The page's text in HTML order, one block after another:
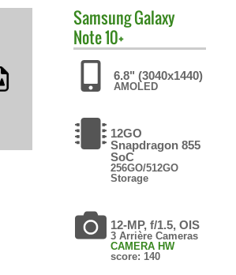
SamsungGalaxy
Note 10+
6.8" (3040x1440)
AMOLED
12GO
Snapdragon 855
SoC
256GO/512GO
Storage
12-MP, f/1.5, OIS
3 Arrière Cameras
CAMERA HW
score: 140